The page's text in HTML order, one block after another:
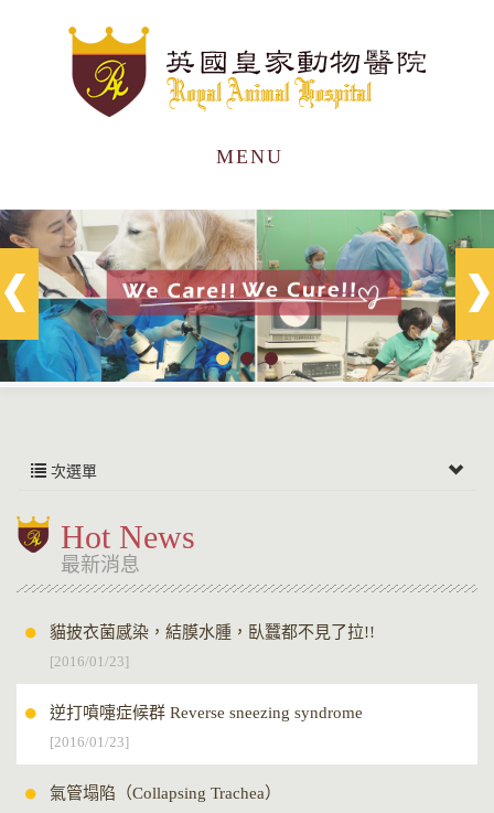
MENU
次選單
Hot News
最新消息
​貓披衣菌感染，結膜水腫，臥蠶都不見了拉!!
[2016/01/23]
​逆打噴嚏症候群 Reverse sneezing syndrome
[2016/01/23]
氣管塌陷（Collapsing Trachea）